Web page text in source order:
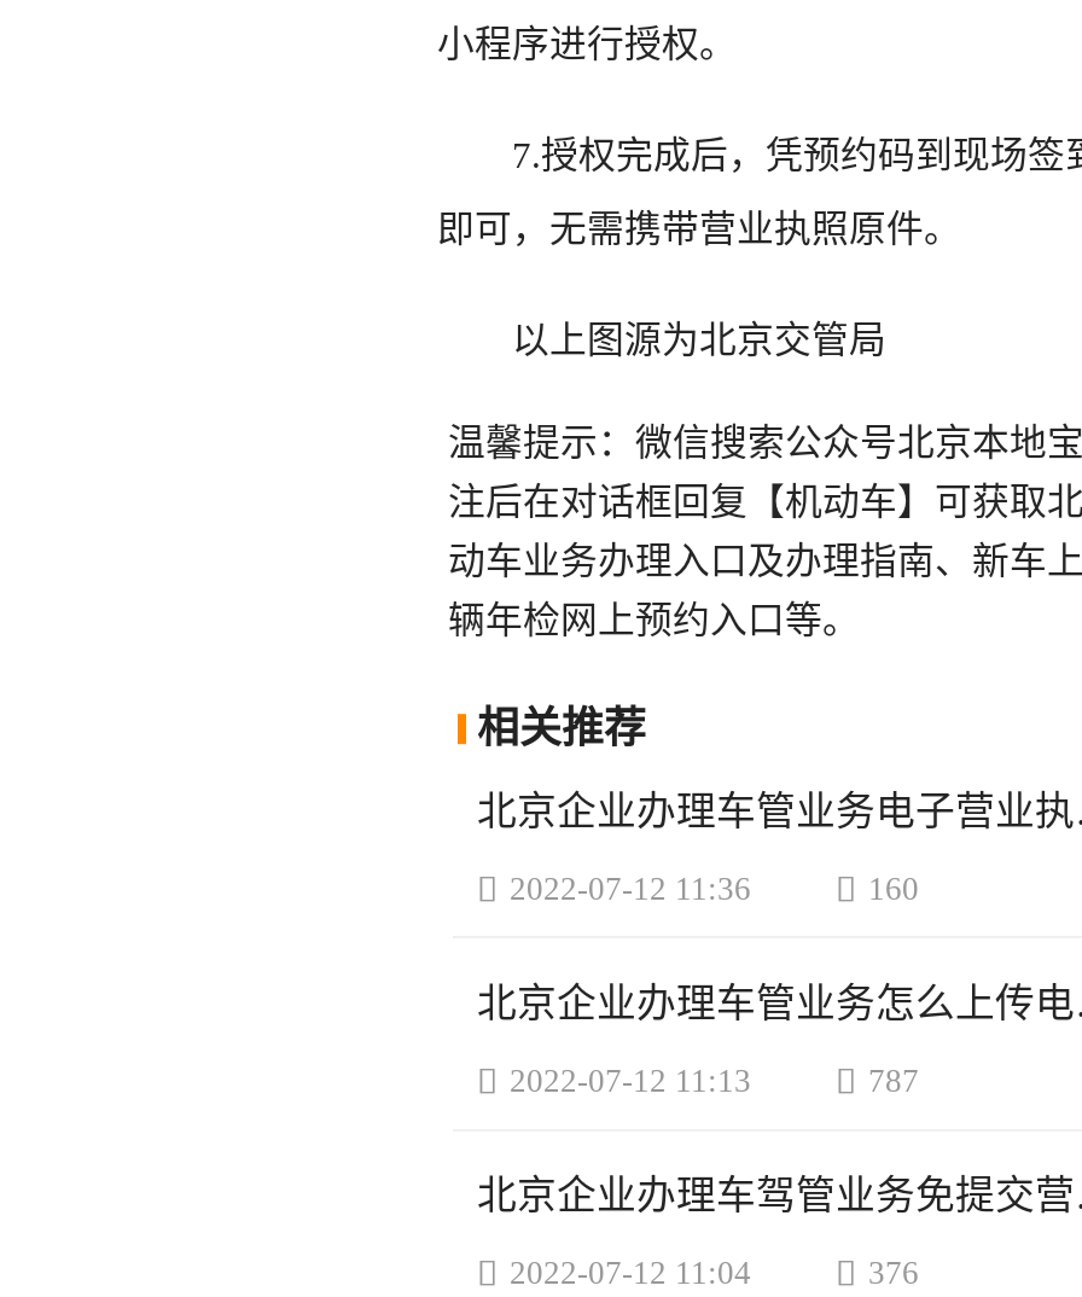
小程序进行授权。
7.授权完成后，凭预约码到现场签
即可，无需携带营业执照原件。
以上图源为北京交管局
温馨提示：微信搜索公众号北京本地
注后在对话框回复【机动车】可获取
动车业务办理入口及办理指南、新车
辆年检网上预约入口等。
相关推荐
北
 2022-07-12 11:36  160
北
 2022-07-12 11:13  787
北
 2022-07-12 11:04  376